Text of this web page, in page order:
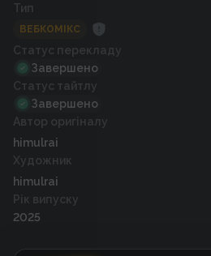
Тип
ВЕБКОМІКС
Статус перекладу
Завершено
Статус тайтлу
Завершено
Автор оригіналу
himulrai
Художник
himulrai
Рік випуску
2025